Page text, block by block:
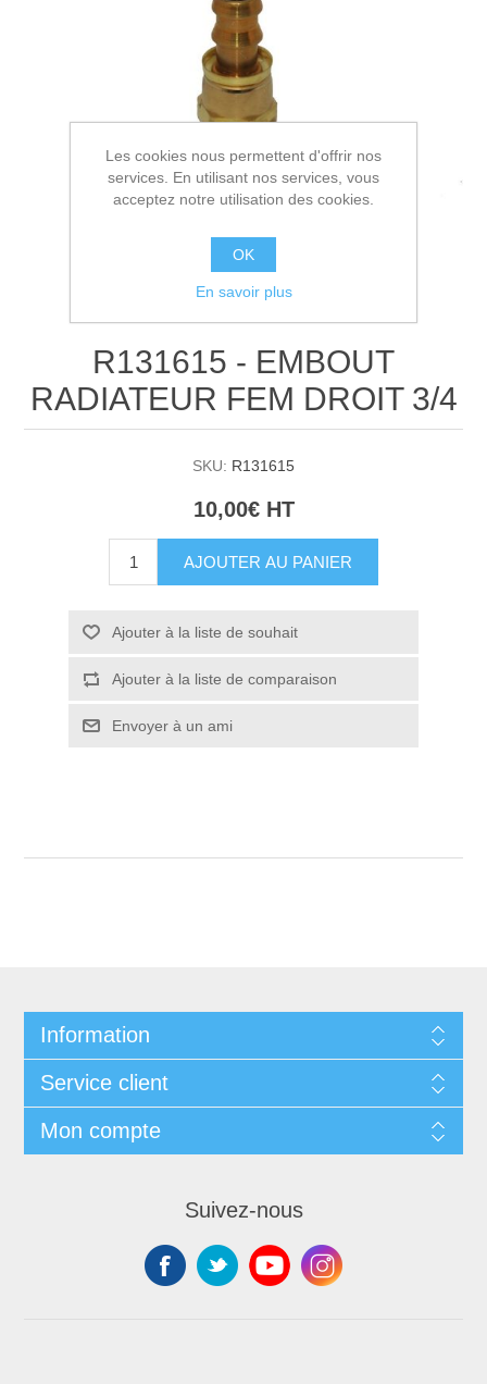
R131615 - EMBOUT
RADIATEUR FEM DROIT 3/4
SKU: R131615
10,00€ HT
AJOUTER AU PANIER
Ajouter à la liste de souhait
Ajouter à la liste de comparaison
Envoyer à un ami
Information
Service client
Mon compte
Suivez-nous
Les cookies nous permettent d'offrir nos
services. En utilisant nos services, vous
acceptez notre utilisation des cookies.
OK
En savoir plus